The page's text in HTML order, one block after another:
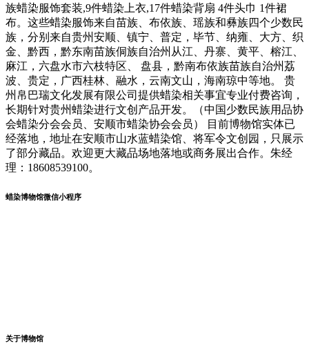
族蜡染服饰套装,9件蜡染上衣,17件蜡染背扇 4件头巾 1件裙
布。这些蜡染服饰来自苗族、布依族、瑶族和彝族四个少数民
族，分别来自贵州安顺、镇宁、普定，毕节、纳雍、大方、织
金、黔西，黔东南苗族侗族自治州从江、丹寨、黄平、榕江、
麻江，六盘水市六枝特区、 盘县，黔南布依族苗族自治州荔
波、贵定，广西桂林、融水，云南文山，海南琼中等地。 贵
州帛巴瑞文化发展有限公司提供蜡染相关事宜专业付费咨询，
长期针对贵州蜡染进行文创产品开发。（中国少数民族用品协
会蜡染分会会员、安顺市蜡染协会会员） 目前博物馆实体已
经落地，地址在安顺市山水蓝蜡染馆、将军令文创园，只展示
了部分藏品。欢迎更大藏品场地落地或商务展出合作。朱经
理：18608539100。
蜡染博物馆微信小程序
关于博物馆